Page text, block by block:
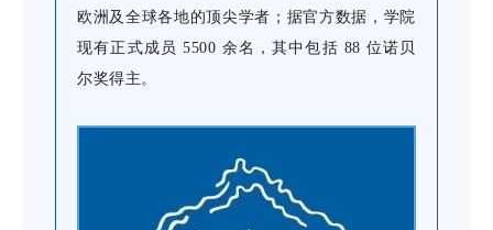
欧洲及全球各地的顶尖学者；据官方数据，学院
现有正式成员 5500 余名，其中包括 88 位诺贝
尔奖得主。